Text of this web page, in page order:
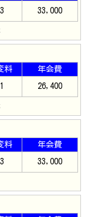
33,000
料 年会費
26,400
料 年会費
33,000